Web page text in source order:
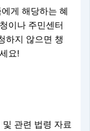
게 해당하는 혜
이나 주민센터
하지 않으면 챙
요!
관련 법령 자료